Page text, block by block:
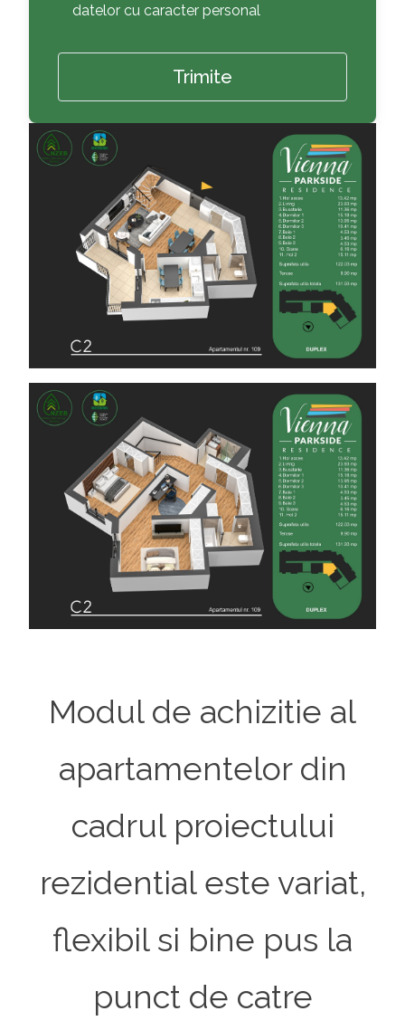
datelor cu caracter personal
Modul de achizitie al
apartamentelor din
cadrul proiectului
rezidential este variat,
flexibil si bine pus la
punct de catre